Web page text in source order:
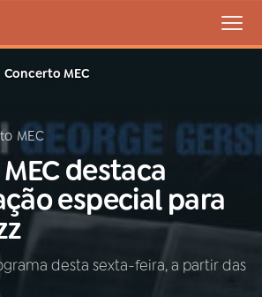
Buscar
AO VIVO
Concerto MEC
MEC
destaca
especial para
desta sexta-feira, a partir das